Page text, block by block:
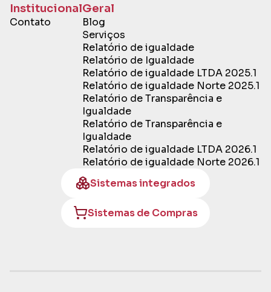
Institucional
Contato
Geral
Blog
Serviços
Relatório de igualdade
Relatório de Igualdade
Relatório de igualdade LTDA 2025.1
Relatório de igualdade Norte 2025.1
Relatório de Transparência e
Igualdade
Relatório de Transparência e
Igualdade
Relatório de igualdade LTDA 2026.1
Relatório de igualdade Norte 2026.1
Sistemas integrados
Sistemas de Compras